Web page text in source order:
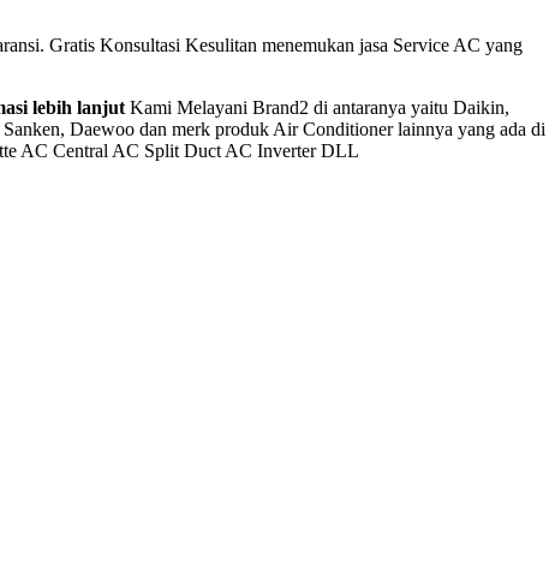
Gratis Konsultasi Kesulitan menemukan jasa Service AC yang
lebih lanjut Kami Melayani Brand2 di antaranya yaitu Daikin,
Daewoo dan merk produk Air Conditioner lainnya yang ada di
AC Central AC Split Duct AC Inverter DLL